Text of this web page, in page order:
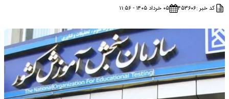
کد خبر :۴۵۳۶۰۶ ۰۵ خرداد ۱۴۰۵ - ۱۱:۵۶